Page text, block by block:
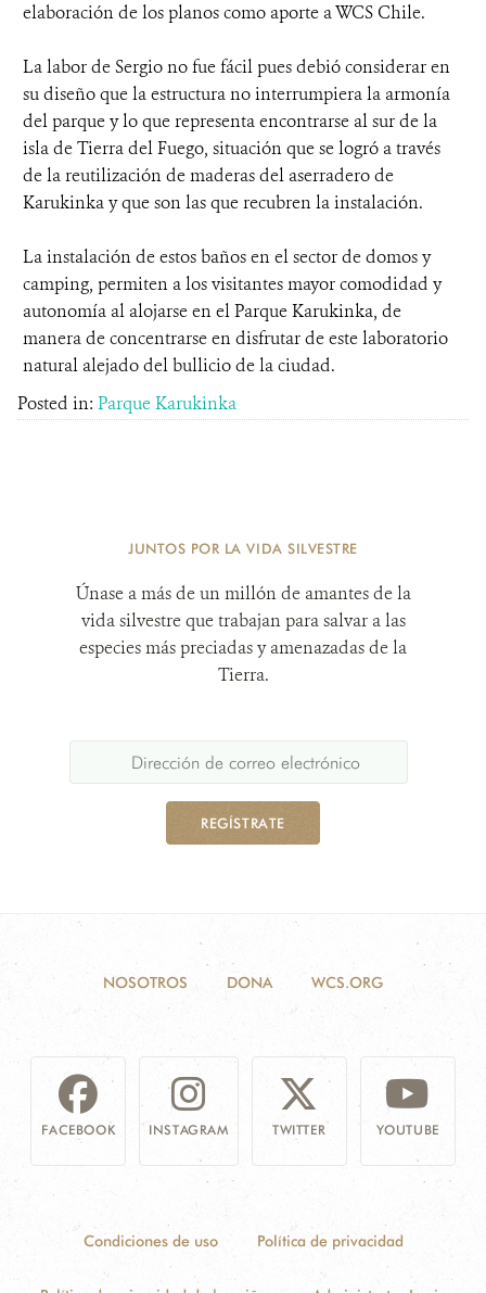
elaboración de los planos como aporte a WCS Chile.
La labor de Sergio no fue fácil pues debió considerar en
su diseño que la estructura no interrumpiera la armonía
del parque y lo que representa encontrarse al sur de la
isla de Tierra del Fuego, situación que se logró a través
de la reutilización de maderas del aserradero de
Karukinka y que son las que recubren la instalación.
La instalación de estos baños en el sector de domos y
camping, permiten a los visitantes mayor comodidad y
autonomía al alojarse en el Parque Karukinka, de
manera de concentrarse en disfrutar de este laboratorio
natural alejado del bullicio de la ciudad.
Posted in: Parque Karukinka
JUNTOS POR LA VIDA SILVESTRE
Únase a más de un millón de amantes de la
vida silvestre que trabajan para salvar a las
especies más preciadas y amenazadas de la
Tierra.
REGÍSTRATE
NOSOTROS DONA WCS.ORG
FACEBOOK INSTAGRAM TWITTER YOUTUBE
Condiciones de uso Política de privacidad